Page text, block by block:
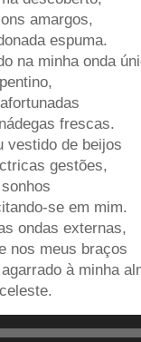
amargos,
espuma.
na minha onda
frescas.
vestido de beijos
gestões,
se em mim.
ondas externas,
nos meus braços
à minha